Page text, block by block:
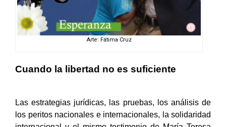
Cuando la libertad no es suficiente
Las estrategias jurídicas, las pruebas, los análisis de
los peritos nacionales e internacionales, la solidaridad